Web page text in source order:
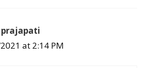
prajapati
at 2:14 PM